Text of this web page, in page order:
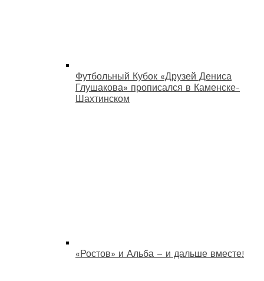
Футбольный Кубок «Друзей Дениса
Глушакова» прописался в Каменске-
Шахтинском
«Ростов» и Альба – и дальше вместе!